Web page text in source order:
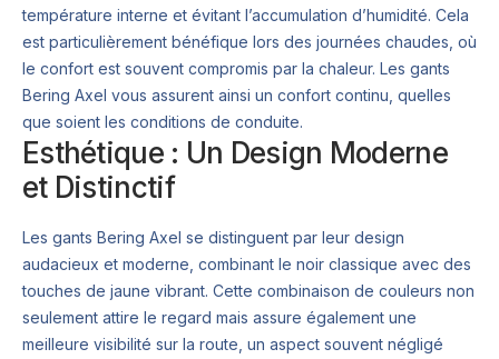
température interne et évitant l’accumulation d’humidité. Cela
est particulièrement bénéfique lors des journées chaudes, où
le confort est souvent compromis par la chaleur. Les gants
Bering Axel vous assurent ainsi un confort continu, quelles
que soient les conditions de conduite.
Esthétique : Un Design Moderne
et Distinctif
Les gants Bering Axel se distinguent par leur design
audacieux et moderne, combinant le noir classique avec des
touches de jaune vibrant. Cette combinaison de couleurs non
seulement attire le regard mais assure également une
meilleure visibilité sur la route, un aspect souvent négligé